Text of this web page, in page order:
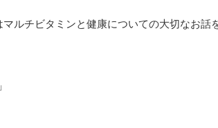
ルチビタミンと健康についての大切なお話